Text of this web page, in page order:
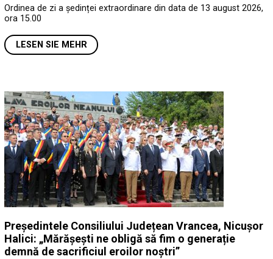
Ordinea de zi a ședinței extraordinare din data de 13 august 2026,
ora 15.00
LESEN SIE MEHR
Președintele Consiliului Județean Vrancea, Nicușor
Halici: „Mărășești ne obligă să fim o generație
demnă de sacrificiul eroilor noștri”